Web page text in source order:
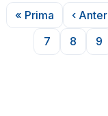
Paginare
Prima pagină
« Prima ‹
Pagina
7
Pagina
8 9